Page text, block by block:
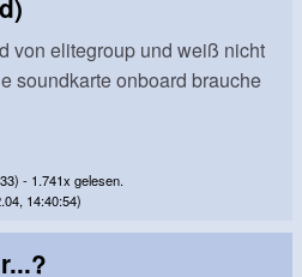
von elitegroup und weiß nicht
soundkarte onboard brauche
- 1.741x gelesen.
14:40:54)